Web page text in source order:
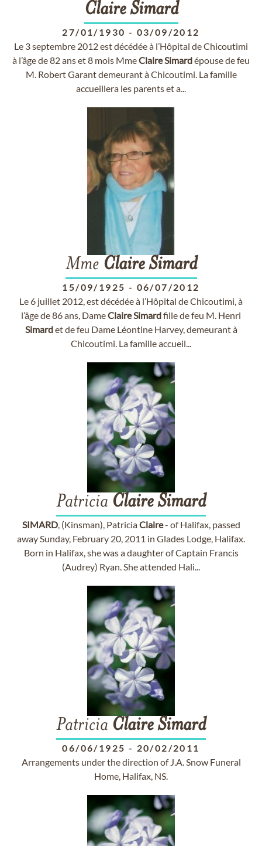
Claire Simard
27/01/1930 - 03/09/2012
Le 3 septembre 2012 est décédée à l’Hôpital de Chicoutimi
à l’âge de 82 ans et 8 mois MmeClaireSimardépouse de feu
M. Robert Garant demeurant à Chicoutimi. La famille
accueillera les parents et a...
Mme Claire Simard
15/09/1925 - 06/07/2012
Le 6 juillet 2012, est décédée à l’Hôpital de Chicoutimi, à
l’âge de 86 ans, DameClaireSimardfille de feu M. Henri
Simardet de feu Dame Léontine Harvey, demeurant à
Chicoutimi. La famille accueil...
Patricia ClaireSimard
SIMARD, (Kinsman), PatriciaClaire- of Halifax, passed
away Sunday, February 20, 2011 in Glades Lodge, Halifax.
Born in Halifax, she was a daughter of Captain Francis
(Audrey) Ryan. She attended Hali...
Patricia ClaireSimard
06/06/1925 - 20/02/2011
Arrangements under the direction of J.A. Snow Funeral
Home, Halifax, NS.